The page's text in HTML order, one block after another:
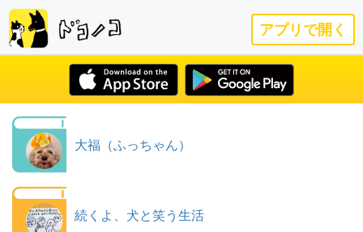
アプリで開く
大福（ふっちゃん）
続くよ、犬と笑う生活